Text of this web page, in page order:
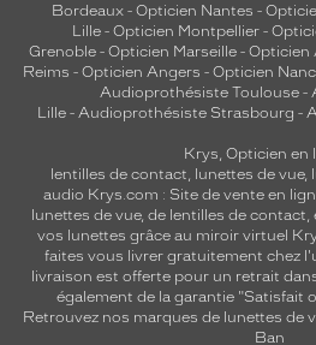
Bordeaux- Opticien Nantes -
Lille - Opticien Montpellier -
Grenoble - Opticien Marseille - Opticien
Reims - Opticien Angers - Opticien
Audioprothésiste Toulouse-
Lille- Audioprothésiste Strasbourg -
Krys, Opticien en
lentilles de contact lunettes de vue,
audio Krys.com : Site de vente en
lunettes de vue, de lentilles de contact
vos lunettes grâce au miroir virtuel
faites vous livrer gratuitement chez
livraison est offerte pour un retrait
également de la garantie "Satisfait
Retrouvez nos marques de lunettes de
Ban